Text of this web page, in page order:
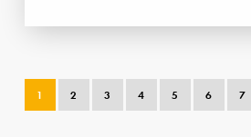
1 2 3 4 5 6 7